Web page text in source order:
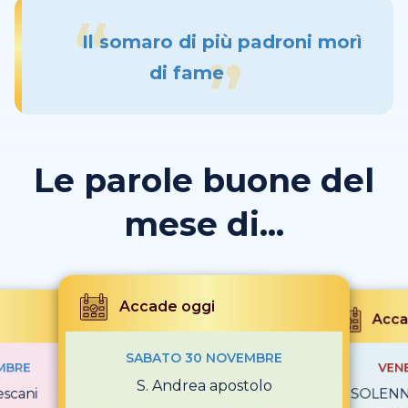
Il somaro di più padroni morì
di fame
Le parole buone del
mese di...
Accade oggi
SABATO 30 NOVEMBRE
S. Andrea apostolo